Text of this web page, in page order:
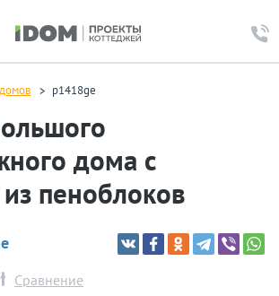
p1418ge
дома с
пеноблоков
Сравнение